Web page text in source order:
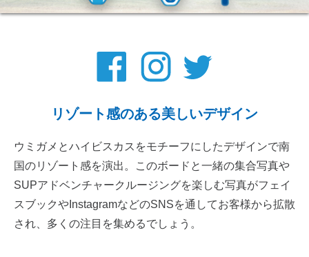
リゾート感のある美しいデザイン
ウミガメとハイビスカスをモチーフにしたデザインで南
国のリゾート感を演出。このボードと一緒の集合写真や
SUPアドベンチャークルージングを楽しむ写真がフェイ
スブックやInstagramなどのSNSを通してお客様から拡散
され、多くの注目を集めるでしょう。